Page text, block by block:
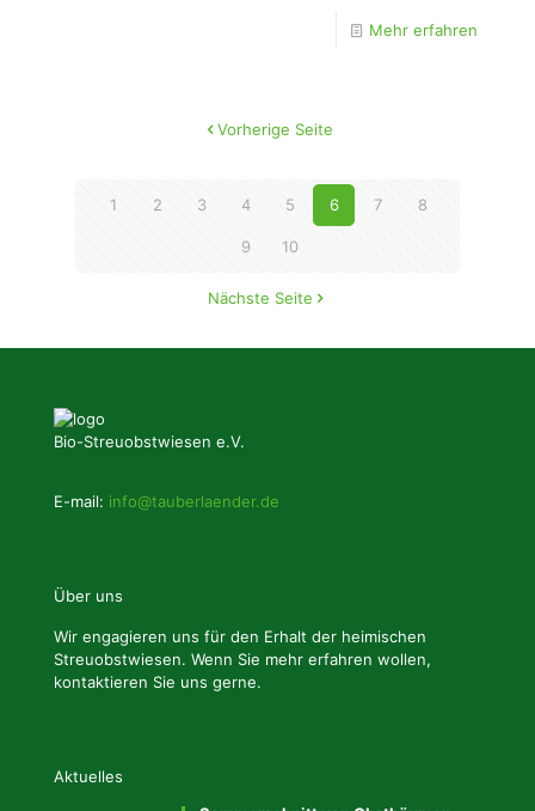
Mehr erfahren
Vorherige Seite
1 2 3 4 5 6 7 8
9 10
Nächste Seite
Bio-Streuobstwiesen e.V.
E-mail: info@tauberlaender.de
Über uns
Wir engagieren uns für den Erhalt der heimischen
Streuobstwiesen. Wenn Sie mehr erfahren wollen,
kontaktieren Sie uns gerne.
Aktuelles